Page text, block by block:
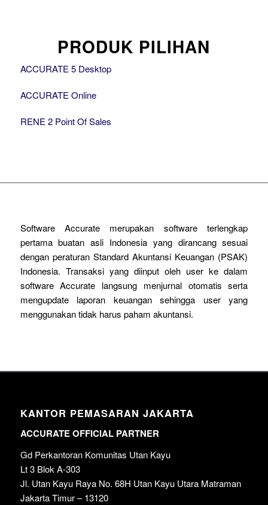
PRODUK PILIHAN
ACCURATE 5 Desktop
ACCURATE Online
RENE 2 Point Of Sales
Software Accurate merupakan software terlengkap
pertama buatan asli Indonesia yang dirancang sesuai
dengan peraturan Standard Akuntansi Keuangan (PSAK)
Indonesia. Transaksi yang diinput oleh user ke dalam
software Accurate langsung menjurnal otomatis serta
mengupdate laporan keuangan sehingga user yang
menggunakan tidak harus paham akuntansi.
KANTOR PEMASARAN JAKARTA
ACCURATE OFFICIAL PARTNER
Gd Perkantoran Komunitas Utan Kayu
Lt 3 Blok A-303
Jl. Utan Kayu Raya No. 68H Utan Kayu Utara Matraman
Jakarta Timur – 13120